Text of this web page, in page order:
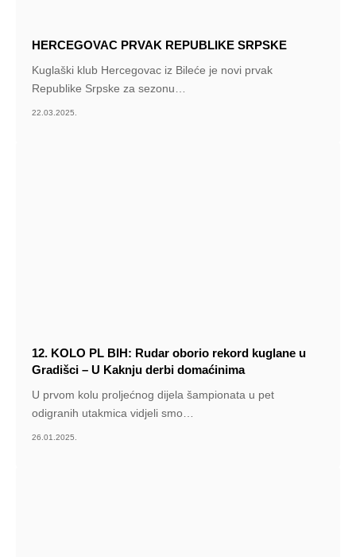
HERCEGOVAC PRVAK REPUBLIKE SRPSKE
Kuglaški klub Hercegovac iz Bileće je novi prvak
Republike Srpske za sezonu
22.03.2025.
12. KOLO PL BIH: Rudar oborio rekord kuglane u
Gradišci – U Kaknju derbi domaćinima
U prvom kolu proljećnog dijela šampionata u pet
odigranih utakmica vidjeli smo…
26.01.2025.